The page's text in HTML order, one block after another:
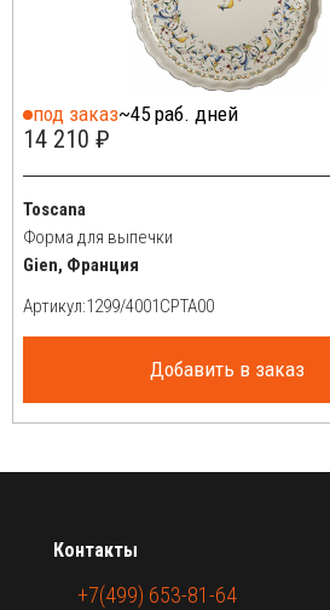
под заказ~45 раб. дней
14 210 ₽
Toscana
Форма для выпечки
Gien, Франция
Артикул:
Добавить в заказ
Контакты
+7(499) 653-81-64